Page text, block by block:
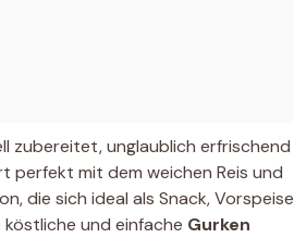
zubereitet, unglaublich erfrischend
perfekt mit dem weichen Reis und
die sich ideal als Snack, Vorspeise
und einfache Gurken